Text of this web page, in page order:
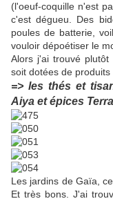
(l'oeuf-coquille n'est
c'est dégueu. Des
poules de batterie,
vouloir dépoétiser le
Alors j'ai trouvé
soit dotées de produits
=> les thés et
Aiya et épices
Les jardins de Gaïa,
Et très bons. J'ai